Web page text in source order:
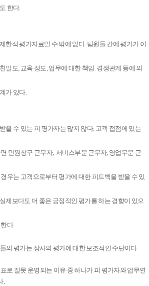
한다.
한적 평가자료일 수 밖에 없다. 팀원들 간에 평가가 이
밀도, 교육 정도,업무에 대한 책임 .경쟁관계 등에 의
가 있다.
을 수 있는 피 평가자는 많지 않다. 고객 접점에 있는
민원창구 근무자,서비스부문 근무자, 영업무문 근
우는 고객으로부터 평가에 대한 피드백을 받을 수 있
제보다도 더 좋은 긍정적인 평가를 하는 경향이 있으
한다.
의 평가는 상사의 평가에 대한 보조적인 수단이다.
로 잘못 운영되는 이유 중 하나가 피 평가자와 업무연
,